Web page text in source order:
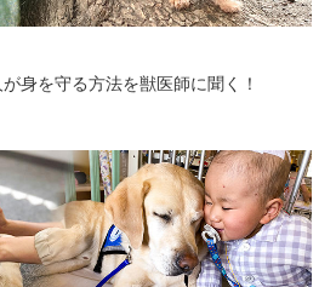
身を守る方法を獣医師に聞く！